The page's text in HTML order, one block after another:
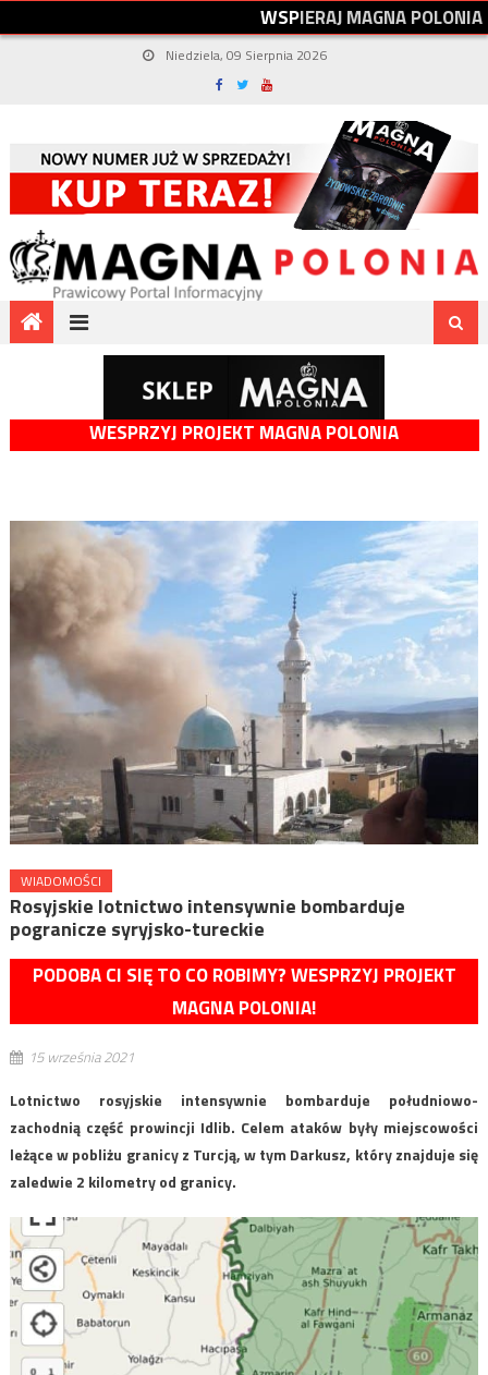
WSPIERAJMAGNAPOLONIA
Niedziela, 09 Sierpnia 2026
WESPRZYJ PROJEKT MAGNA POLONIA
WIADOMOŚCI
Rosyjskie lotnictwo intensywnie bombarduje
pogranicze syryjsko-tureckie
PODOBA CI SIĘ TO CO ROBIMY? WESPRZYJ PROJEKT
MAGNA POLONIA!
15 września 2021
Lotnictwo rosyjskie intensywnie bombarduje południowo-
zachodnią część prowincji Idlib. Celem ataków były miejscowości
leżące w pobliżu granicy z Turcją, w tym Darkusz, który znajduje się
zaledwie 2 kilometry od granicy.